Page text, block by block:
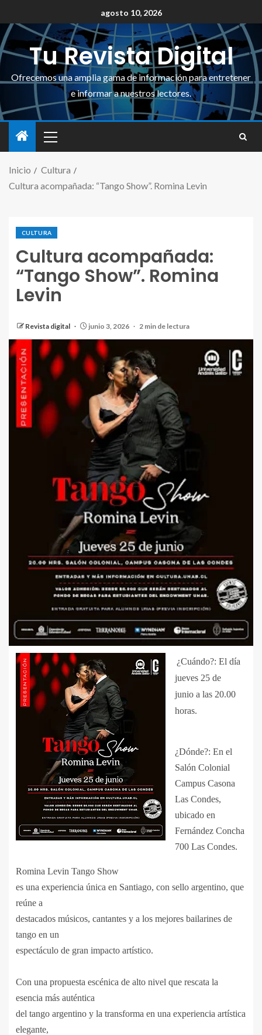
agosto 10, 2026
Tu Revista Digital
Ofrecemos una amplia gama de información para entretener
e informar a nuestros lectores.
Inicio
Cultura
Cultura acompañada: “Tango Show”. Romina Levin
CULTURA
Cultura acompañada:
“Tango Show”. Romina
Levin
Revista digital junio 3, 2026 2 min de lectura
¿Cuándo?: El día
jueves 25 de
junio a las 20.00
horas.
¿Dónde?: En el
Salón Colonial
Campus Casona
Las Condes,
ubicado en
Fernández Concha
700 Las Condes.
Romina Levin Tango Show
es una experiencia única en Santiago, con sello argentino, que
reúne a
destacados músicos, cantantes y a los mejores bailarines de
tango en un
espectáculo de gran impacto artístico.
Con una propuesta escénica de alto nivel que rescata la
esencia más auténtica
del tango argentino y la transforma en una experiencia artística
elegante,